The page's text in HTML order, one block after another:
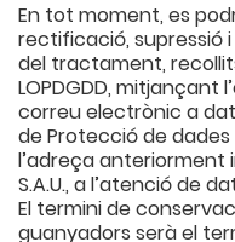
En tot moment, es
rectificació, supressió
del tractament, recollits
LOPDGDD, mitjançant
correu electrònic a
de Protecció de
l’adreça anteriorment
S.A.U., a l’atenció de
El termini de
guanyadors serà el